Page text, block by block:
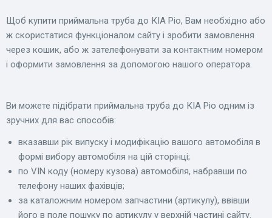
Щоб купити приймальна труба до КІА Ріо, Вам необхідно або
ж скористатися функціоналом сайту і зробити замовлення
через кошик, або ж зателефонувати за контактним номером
і оформити замовлення за допомогою нашого оператора.
Ви можете підібрати приймальна труба до КІА Ріо одним із
зручних для вас способів:
вказавши рік випуску і модифікацію вашого автомобіля в
формі вибору автомобіля на цій сторінці;
по VIN коду (номеру кузова) автомобіля, набравши по
телефону наших фахівців;
за каталожним номером запчастини (артикулу), ввівши
його в поле пошуку по артикулу у верхній частині сайту.